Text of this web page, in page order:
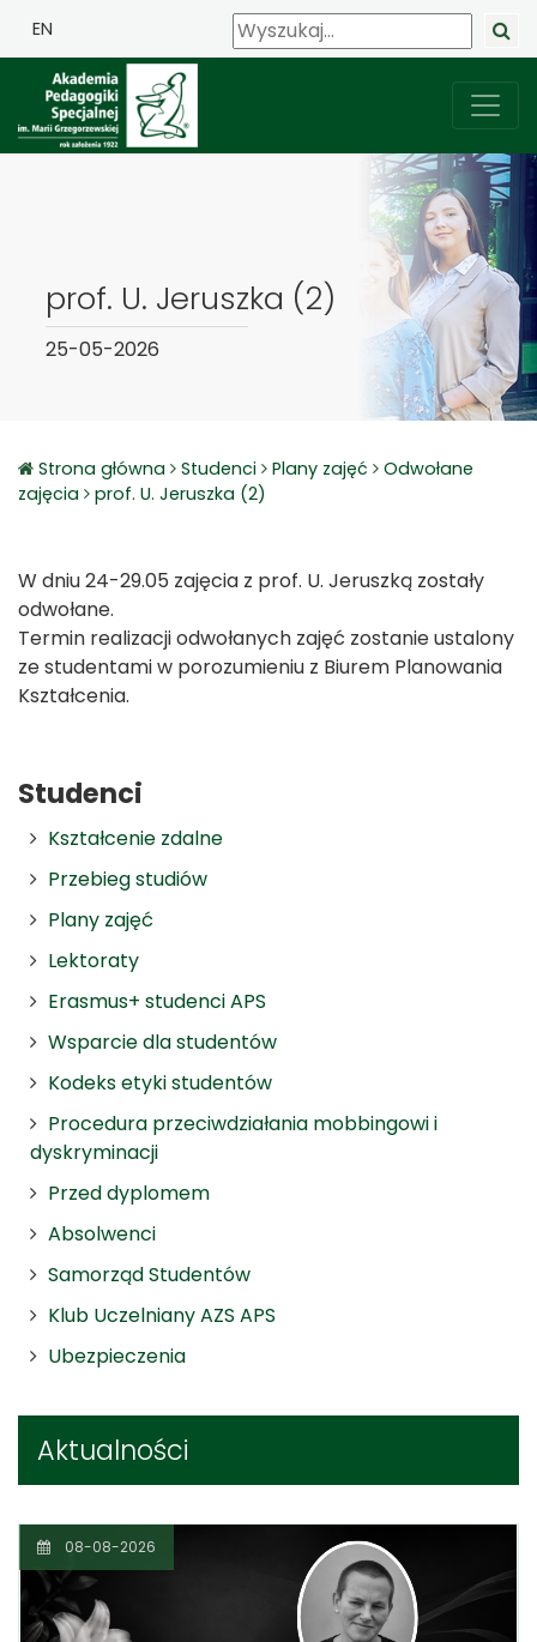
EN
prof. U. Jeruszka (2)
25-05-2026
Strona główna Studenci Plany zajęć
Odwołane
zajęcia
prof. U. Jeruszka (2)
Studenci
Kształcenie zdalne
Przebieg studiów
Plany zajęć
Lektoraty
Erasmus+ studenci APS
Wsparcie dla studentów
Kodeks etyki studentów
Procedura przeciwdziałania mobbingowi i
dyskryminacji
Przed dyplomem
Absolwenci
Samorząd Studentów
Klub Uczelniany AZS APS
Ubezpieczenia
Aktualności
08-08-2026
W dniu 24-29.05 zajęcia z prof. U. Jeruszką zostały
odwołane.
Termin realizacji odwołanych zajęć zostanie ustalony
ze studentami w porozumieniu z Biurem Planowania
Kształcenia.